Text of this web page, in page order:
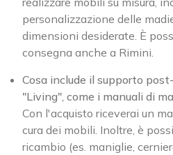
personalizzazione delle
dimensioni desiderate. È
consegna anche a Rimini.
Cosa include il supporto
"Living", come i manuali di
Con l'acquisto riceverai un
cura dei mobili. Inoltre, è
ricambio (es. maniglie,